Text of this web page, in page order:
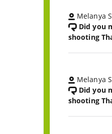
Melanya
Did you
shooting
Melanya
Did you
shooting